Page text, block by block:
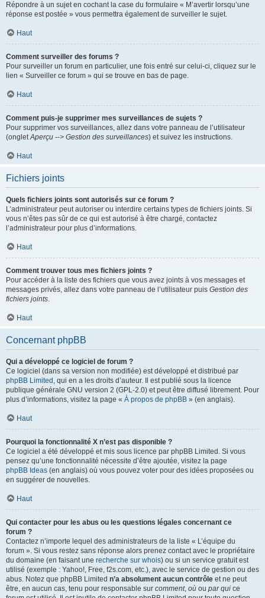
Répondre à un sujet en cochant la case du formulaire « M’avertir lorsqu’une
réponse est postée » vous permettra également de surveiller le sujet.
Haut
Comment surveiller des forums ?
Pour surveiller un forum en particulier, une fois entré sur celui-ci, cliquez sur le
lien « Surveiller ce forum » qui se trouve en bas de page.
Haut
Comment puis-je supprimer mes surveillances de sujets ?
Pour supprimer vos surveillances, allez dans votre panneau de l’utilisateur
(ongletAperçu --> Gestion des surveillances) et suivez les instructions.
Haut
Fichiers joints
Quels fichiers joints sont autorisés sur ce forum ?
L’administrateur peut autoriser ou interdire certains types de fichiers joints. Si
vous n’êtes pas sûr de ce qui est autorisé à être chargé, contactez
l’administrateur pour plus d’informations.
Haut
Comment trouver tous mes fichiers joints ?
Pour accéder à la liste des fichiers que vous avez joints à vos messages et
messages privés, allez dans votre panneau de l’utilisateur puis Gestion des
fichiers joints.
Haut
Concernant phpBB
Qui a développé ce logiciel de forum ?
Ce logiciel (dans sa version non modifiée) est développé et distribué par
phpBB Limited , qui en a les droits d’auteur. Il est publié sous la licence
publique générale GNU version 2 (GPL-2.0) et peut être diffusé librement. Pour
plus d’informations, visitez la page « À propos de phpBB » (en anglais).
Haut
Pourquoi la fonctionnalité X n’est pas disponible ?
Ce logiciel a été développé et mis sous licence par phpBB Limited. Si vous
pensez qu’une fonctionnalité nécessite d’être ajoutée, visitez la page
phpBB Ideas (en anglais) où vous pouvez voter pour des idées proposées ou
en suggérer de nouvelles.
Haut
Qui contacter pour les abus ou les questions légales concernant ce
forum ?
Contactez n’importe lequel des administrateurs de la liste « L’équipe du
forum ». Si vous restez sans réponse alors prenez contact avec le propriétaire
du domaine (en faisant une recherche sur whois) ou si un service gratuit est
utilisé (exemple : Yahoo!, Free, f2s.com, etc.), avec le service de gestion ou des
abus. Notez que phpBB Limited n’a absolument aucun contrôle et ne peut
être, en aucun cas, tenu pour responsable sur comment, où ou par qui ce